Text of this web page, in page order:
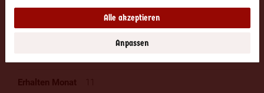
11
1915
Alle akzeptieren
Anpassen